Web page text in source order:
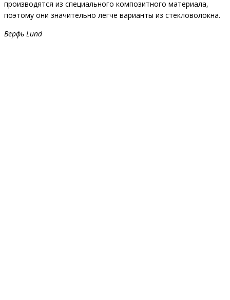
производятся из специального композитного материала,
поэтому они значительно легче варианты из стекловолокна.
Верфь Lund